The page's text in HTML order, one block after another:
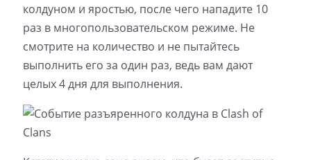
колдуном и яростью, после чего нападите 10
раз в многопользовательском режиме. Не
смотрите на количество и не пытайтесь
выполнить его за один раз, ведь вам дают
целых 4 дня для выполнения.